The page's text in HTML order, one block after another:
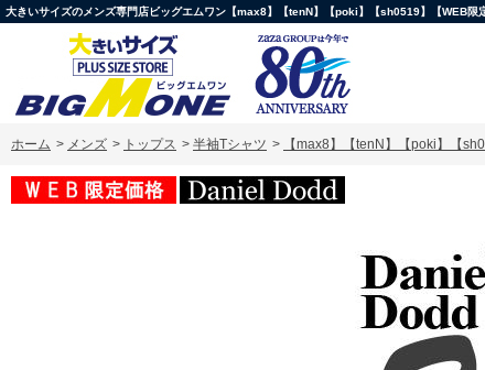
大きいサイズのメンズ専門店ビッグエムワン【max8】【tenN】【poki】【sh0519】【WEB
ホーム > メンズ > トップス > 半袖Tシャツ > 【max8】【tenN】【poki】【